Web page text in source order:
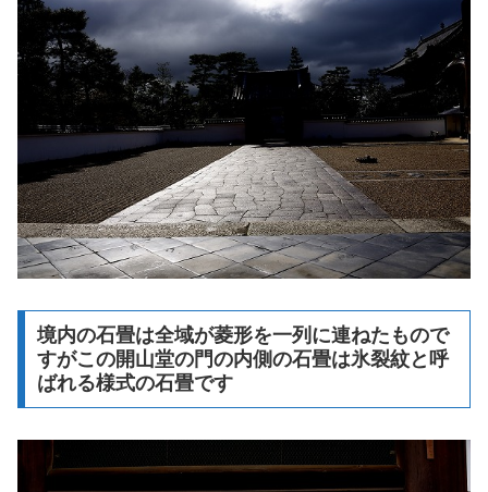
境内の石畳は全域が菱形を一列に連ねたもので
すがこの開山堂の門の内側の石畳は氷裂紋と呼
ばれる様式の石畳です